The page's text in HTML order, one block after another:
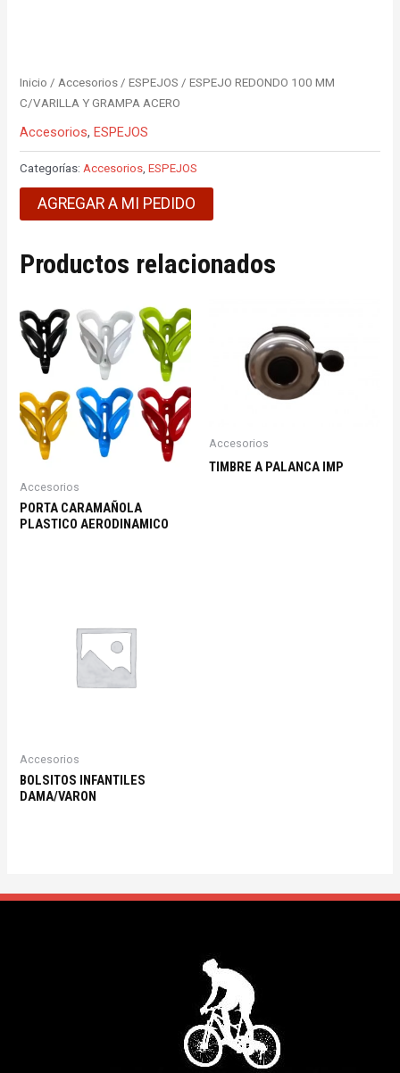
Inicio /Accesorios /ESPEJOS / ESPEJO REDONDO 100 MM
C/VARILLA Y GRAMPA ACERO
Accesorios,ESPEJOS
Categorías: Accesorios ,ESPEJOS
AGREGAR A MI PEDIDO
Productos relacionados
Accesorios
PORTA CARAMAÑOLA
PLASTICO AERODINAMICO
Accesorios
TIMBRE A PALANCA IMP
Accesorios
BOLSITOS INFANTILES
DAMA/VARON